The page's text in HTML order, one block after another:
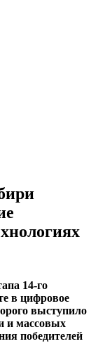
14-го
в цифровое
выступило
и массовых
победителей